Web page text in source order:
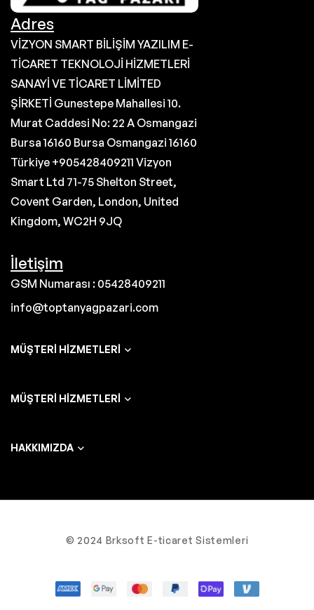
Adres
VİZYON SMART BİLİŞİM YAZILIM E-
TİCARET TEKNOLOJİ HİZMETLERİ
SANAYİ VE TİCARET LİMİTED
ŞİRKETİ Gunestepe Mahallesi 10.
Murat Caddesi No: 22 A Osmangazi
Bursa 16160 Bursa Osmangazi 16160
Türkiye +905428409211 Vizyon
Smart Ltd 71-75 Shelton Street,
Covent Garden, London, United
Kingdom, WC2H 9JQ
İletişim
GSM Numarası : 05428409211
info@toptanyagpazari.com
MÜŞTERI HIZMETLERI
MÜŞTERI HIZMETLERI
HAKKIMIZDA
© 2024 Brksoft E-ticaret Sistemleri